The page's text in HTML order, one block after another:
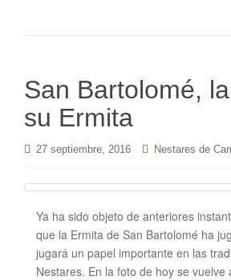
San Bartolomé,
su Ermita
27 septiembre, 2016 Nestares de
Ya ha sido objeto de anteriores
que la Ermita de San Bartolomé ha
jugará un papel importante en las
Nestares. En la foto de hoy se